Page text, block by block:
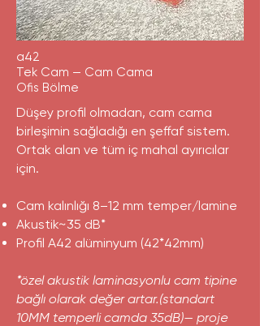
a42
Tek Cam — Cam Cama
Ofis Bölme
Düşey profil olmadan, cam cama
birleşimin sağladığı en şeffaf sistem.
Ortak alan ve tüm iç mahal ayırıcılar
için.
Cam kalınlığı 8–12 mm temper/lamine
Akustik~35 dB*
Profil A42 alüminyum (42*42mm)
*özel akustik laminasyonlu cam tipine
bağlı olarak değer artar.(standart
10MM temperli camda 35dB)— proje